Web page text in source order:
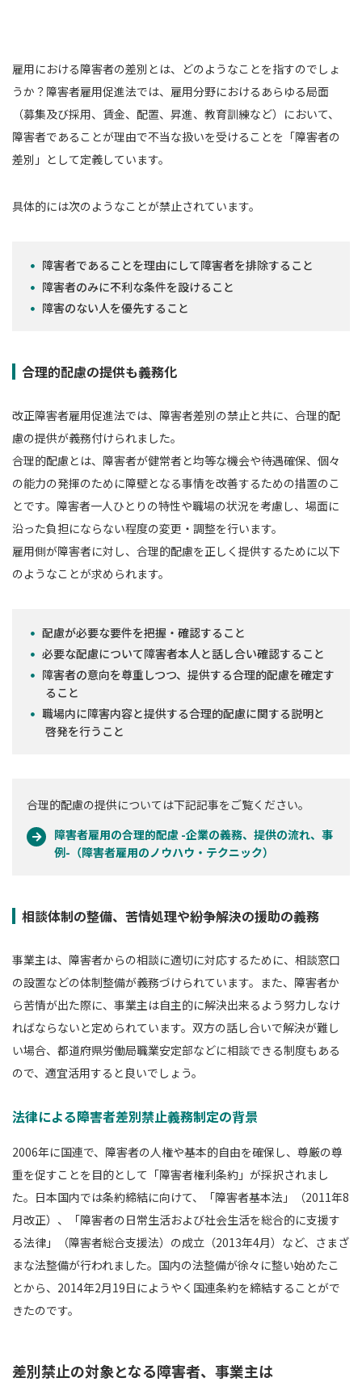
雇用における障害者の差別とは、どのようなことを指すのでしょ
うか？障害者雇用促進法では、雇用分野におけるあらゆる局面
（募集及び採用、賃金、配置、昇進、教育訓練など）において、
障害者であることが理由で不当な扱いを受けることを「障害者の
差別」として定義しています。
具体的には次のようなことが禁止されています。
障害者であることを理由にして障害者を排除すること
障害者のみに不利な条件を設けること
障害のない人を優先すること
合理的配慮の提供も義務化
改正障害者雇用促進法では、障害者差別の禁止と共に、合理的配
慮の提供が義務付けられました。
合理的配慮とは、障害者が健常者と均等な機会や待遇確保、個々
の能力の発揮のために障壁となる事情を改善するための措置のこ
とです。障害者一人ひとりの特性や職場の状況を考慮し、場面に
沿った負担にならない程度の変更・調整を行います。
雇用側が障害者に対し、合理的配慮を正しく提供するために以下
のようなことが求められます。
配慮が必要な要件を把握・確認すること
必要な配慮について障害者本人と話し合い確認すること
障害者の意向を尊重しつつ、提供する合理的配慮を確定す
ること
職場内に障害内容と提供する合理的配慮に関する説明と
啓発を行うこと
合理的配慮の提供については下記記事をご覧ください。
障害者雇用の合理的配慮 -企業の義務、提供の流れ、事
例-（障害者雇用のノウハウ・テクニック）
相談体制の整備、苦情処理や紛争解決の援助の義務
事業主は、障害者からの相談に適切に対応するために、相談窓口
の設置などの体制整備が義務づけられています。また、障害者か
ら苦情が出た際に、事業主は自主的に解決出来るよう努力しなけ
ればならないと定められています。双方の話し合いで解決が難し
い場合、都道府県労働局職業安定部などに相談できる制度もある
ので、適宜活用すると良いでしょう。
法律による障害者差別禁止義務制定の背景
2006年に国連で、障害者の人権や基本的自由を確保し、尊厳の尊
重を促すことを目的として「障害者権利条約」が採択されまし
た。日本国内では条約締結に向けて、「障害者基本法」（2011年8
月改正）、「障害者の日常生活および社会生活を総合的に支援す
る法律」（障害者総合支援法）の成立（2013年4月）など、さまざ
まな法整備が行われました。国内の法整備が徐々に整い始めたこ
とから、2014年2月19日にようやく国連条約を締結することがで
きたのです。
差別禁止の対象となる障害者、事業主は